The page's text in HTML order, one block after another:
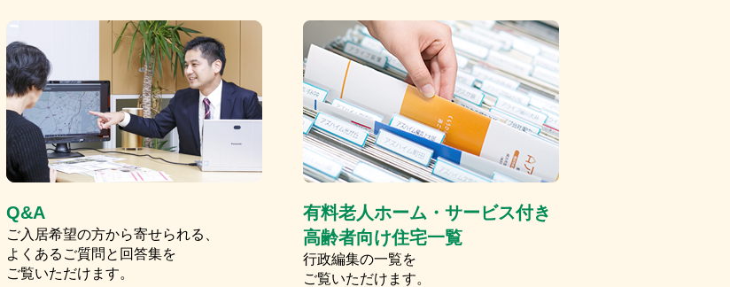
Q&A
ご入居希望の方から寄せられる、
よくあるご質問と回答集を
ご覧いただけます。
有料老人ホーム・サービス付き
高齢者向け住宅一覧
行政編集の一覧を
ご覧いただけます。